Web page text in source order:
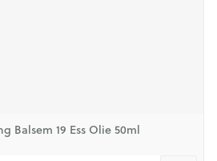
Balsem 19 Ess Olie 50ml